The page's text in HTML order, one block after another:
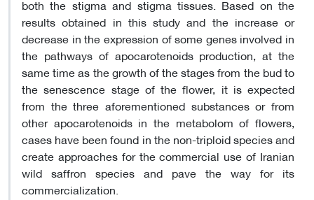
both the stigma and stigma tissues. Based on the
results obtained in this study and the increase or
decrease in the expression of some genes involved in
the pathways of apocarotenoids production, at the
same time as the growth of the stages from the bud to
the senescence stage of the flower, it is expected
from the three aforementioned substances or from
other apocarotenoids in the metabolom of flowers,
cases have been found in the non-triploid species and
create approaches for the commercial use of Iranian
wild saffron species and pave the way for its
commercialization.